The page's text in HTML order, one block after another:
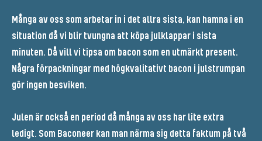
Många av oss som arbetar in i det allra sista, kan hamna i en
situation då vi blir tvungna att köpa julklappar i sista
minuten. Då vill vi tipsa om bacon som en utmärkt present.
Några förpackningar med högkvalitativt bacon i julstrumpan
gör ingen besviken.
Julen är också en period då många av oss har lite extra
ledigt. Som Baconeer kan man närma sig detta faktum på två